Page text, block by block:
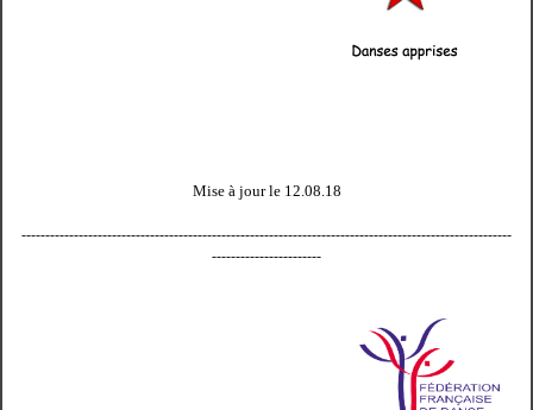
Mise à jour le 12.08.18
-------------------------------------------------------------------------------------------------------
-----------------------